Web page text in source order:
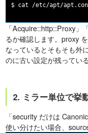
「Acquire::http::Proxy」
るか確認します。proxy
なっているとそもそも外
のに古い設定が残ってい
2. ミラー単位で挙
「security だけは
使い分けたい場合、